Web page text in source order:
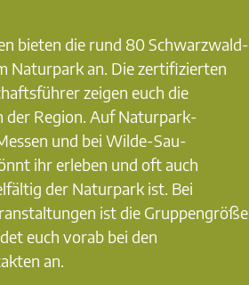
bieten die rund 80 Schwarzwald-
Naturpark an. Die zertifizierten
zeigen euch die
der Region. Auf Naturpark-
und bei Wilde-Sau-
ihr erleben und oft auch
der Naturpark ist. Bei
ist die Gruppengröße
euch vorab bei den
an.